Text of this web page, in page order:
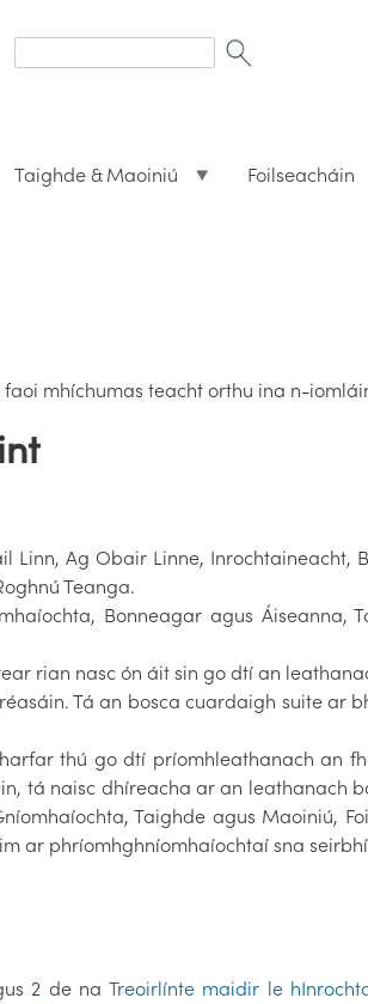
form
Taighde & Maoiniú Foilseacháin
mhíchumas teacht orthu ina n-
Linn, Ag Obair Linne, Inrochtaineacht,
Teanga.
Bonneagar agus Áiseanna,
rian nasc ón áit sin go dtí an
Tá an bosca cuardaigh suite ar
thú go dtí príomhleathanach an
tá naisc dhíreacha ar an leathanach
Taighde agus Maoiniú,
ar phríomhghníomhaíochtaí sna
2 de na Treoirlínte maidir le